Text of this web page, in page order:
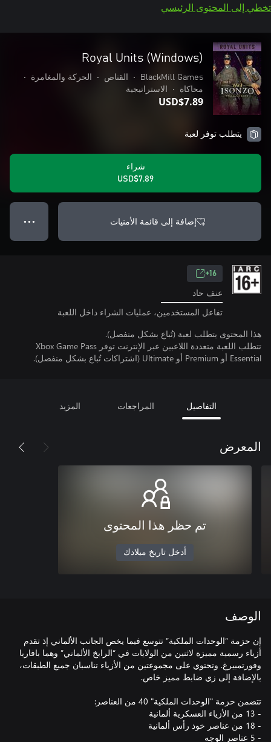
تخطي إلى المحتوى الرئيسي
Royal Units (Windows)
BlackMill Games
• القناص • الحركة والمغامرة
•
محاكاة
• الاستراتيجية
USD$7.89
يتطلب توفر لعبة
شراء
USD$7.89
إضافة إلى قائمة الأمنيات ● ● ●
16+
عنف حاد
تفاعل المستخدمين، عمليات الشراء داخل اللعبة
هذا المحتوى يتطلب لعبة (تُباع بشكل منفصل).
تتطلب اللعبة متعددة اللاعبين عبر الإنترنت توفر Xbox Game Pass
Essential أو Premium أو Ultimate (اشتراكات تُباع بشكل منفصل).
التفاصيل المراجعات المزيد
المعرض
تم حظر هذا المحتوى
أدخل تاريخ ميلادك
الوصف
إن حزمة “الوحدات الملكية” تتوسع فيما يخص الجانب الألماني إذ تقدم
أزياء رسمية مميزة لاثنين من الولايات في “الرايخ الألماني” وهما بافاريا
وفورتمبيرغ. وتحتوي على مجموعتين من الأزياء تناسبان جميع الطبقات،